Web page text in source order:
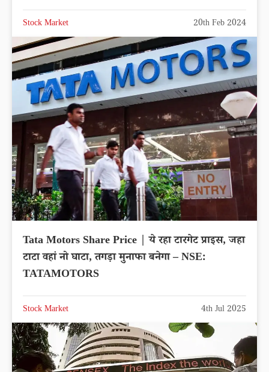
Stock Market 20th Feb 2024
Tata Motors Share Price | ये रहा टारगेट प्राइस, जहा
टाटा वहां नो घाटा, तगड़ा मुनाफा बनेगा – NSE:
TATAMOTORS
Stock Market 4th Jul 2025